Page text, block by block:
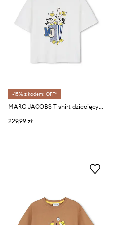
-15% z kodem: OFF*
MARC JACOBS T-shirt dziecięcy bawełniany
229,99 zł